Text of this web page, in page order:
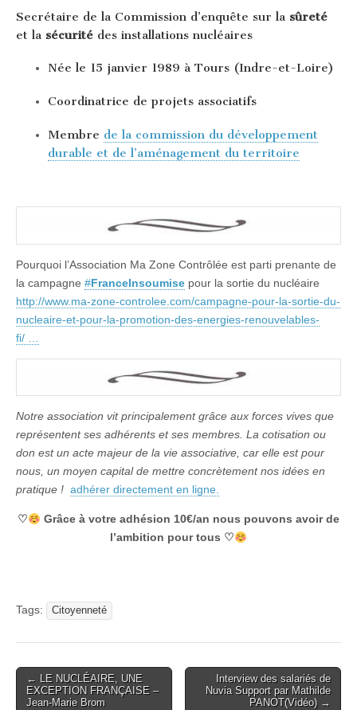
Secrétaire de la Commission d’enquête sur la sûreté
et la sécurité des installations nucléaires
Née le 15 janvier 1989 à Tours (Indre-et-Loire)
Coordinatrice de projets associatifs
Membre de la commission du développement
durable et de l’aménagement du territoire
Pourquoi l’Association Ma Zone Contrôlée est parti prenante de
la campagne #FranceInsoumise pour la sortie du nucléaire
http://www. ma-zone-controlee.com/campagne-pour-la-sortie-du-
nucleaire-et-pour-la-promotion-des-energies-renouvelables-
fi/
Notre association vit principalement grâce aux forces vives que
représentent ses adhérents et ses membres. La cotisation ou
don est un acte majeur de la vie associative, car elle est pour
nous, un moyen capital de mettre concrètement nos idées en
pratique ! adhérer directement en ligne.
♡
Grâce à votre adhésion 10€/an nous pouvons avoir de
l’ambition pour tous ♡
Tags: Citoyenneté
Post
navigation
← LE NUCLÉAIRE, UNE
EXCEPTION FRANÇAISE –
Jean-Marie Brom
Interview des salariés de
Nuvia Support par Mathilde
PANOT(Vidéo) →